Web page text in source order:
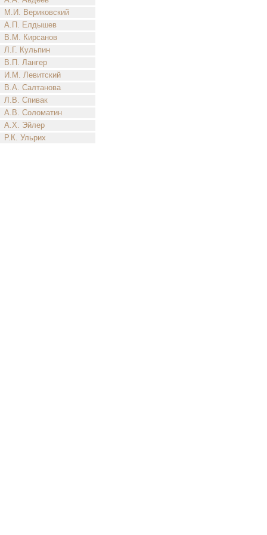
М.И. Вериковский
А.П. Елдышев
В.М. Кирсанов
Л.Г. Кульпин
В.П. Лангер
И.М. Левитский
В.А. Салтанова
Л.В. Спивак
А.В. Соломатин
А.Х. Эйлер
Р.К. Ульрих